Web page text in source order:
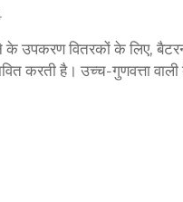
उपकरण वितरकों के लिए,
करती है। उच्च-गुणवत्ता
का चयन करना एक महत्वपूर्ण